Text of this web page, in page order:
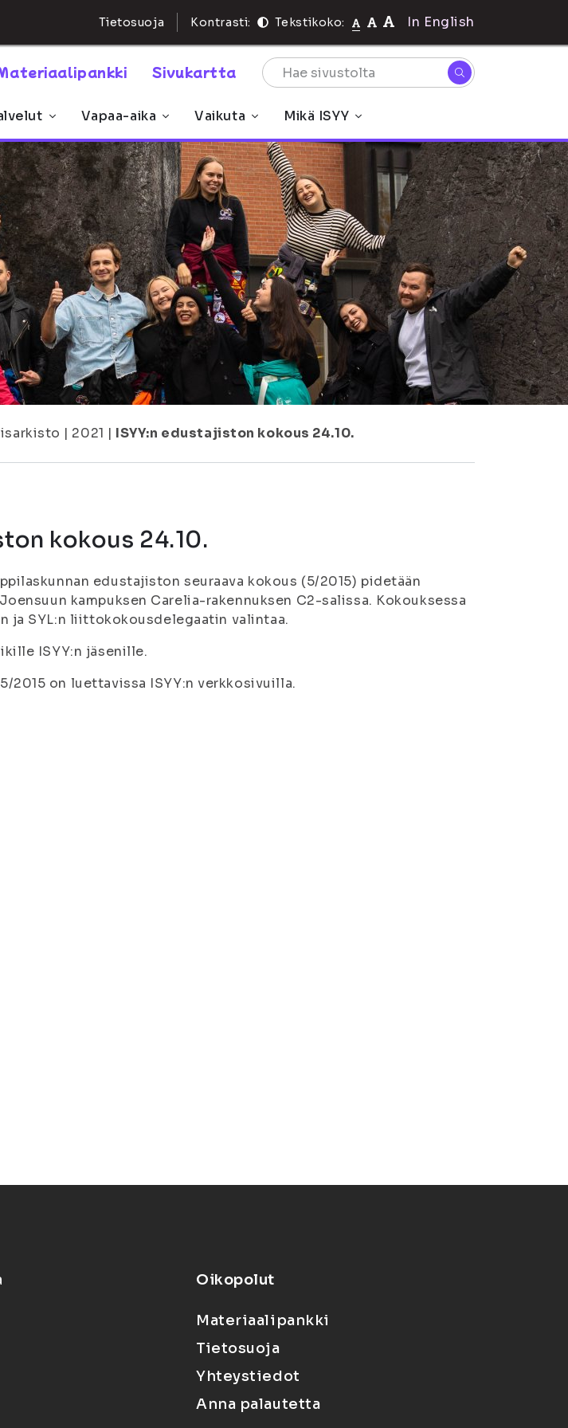
Tietosuoja Kontrasti: Tekstikoko: In English
Sivukartta
Vapaa-aika Vaikuta Mikä ISYY
| 2021 | ISYY:n edustajiston kokous 24.10.
kokous 24.10.
edustajiston seuraava kokous (5/2015) pidetään
kampuksen Carelia-rakennuksen C2-salissa. Kokouksessa
ja SYL:n liittokokousdelegaatin valintaa.
ISYY:n jäsenille.
2015 on luettavissa ISYY:n verkkosivuilla.
Oikopolut
Materiaalipankki
Tietosuoja
Yhteystiedot
Anna palautetta